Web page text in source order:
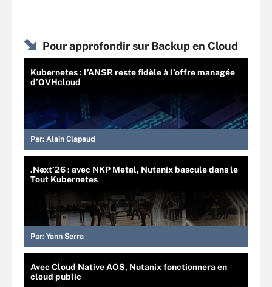
Pour approfondir sur Backup en Cloud
Kubernetes : l’ANSR reste fidèle à l’offre managée
d’OVHcloud
Par: Alain Clapaud
.Next’26 : avec NKP Metal, Nutanix bascule dans le
Tout Kubernetes
Par: Yann Serra
Avec Cloud Native AOS, Nutanix fonctionnera en
cloud public